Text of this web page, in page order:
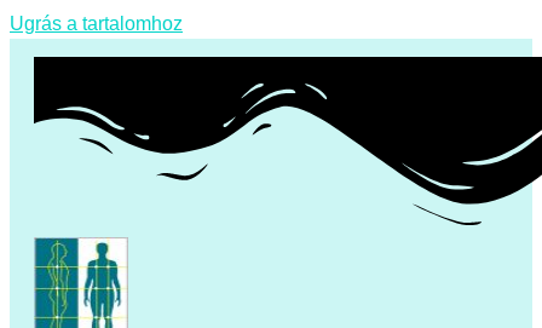
Ugrás a tartalomhoz